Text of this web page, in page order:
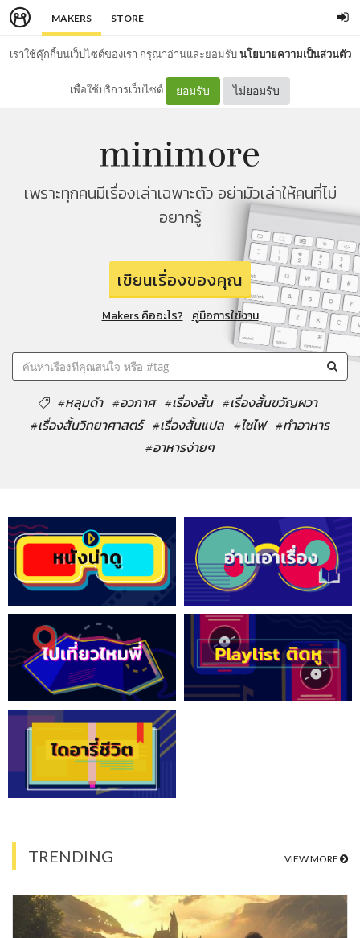
MAKERS STORE
เราใช้คุ๊กกี้บนเว็บไซต์ของเรา กรุณาอ่านและยอมรับนโยบายความเป็นส่วนตัว
เพื่อใช้บริการเว็บไซต์ ยอมรับ ไม่ยอมรับ
เพราะทุกคนมีเรื่องเล่าเฉพาะตัว อย่ามัวเล่าให้คนที่ไม่
อยากรู้
เขียนเรื่องของคุณ
Makers คืออะไร? คู่มือการใช้งาน
#หลุมดำ #อวกาศ #เรื่องสั้น #เรื่องสั้นขวัญผวา
#เรื่องสั้นวิทยาศาสตร์ #เรื่องสั้นแปล #ไซไฟ #ทำอาหาร
#อาหารง่ายๆ
TRENDING VIEW MORE